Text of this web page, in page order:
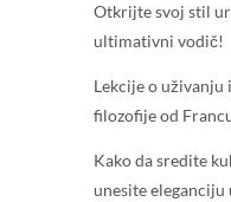
Otkrijte svoj stil
ultimativni vodič!
Lekcije o uživanju
filozofije od
Kako da sredite
unesite